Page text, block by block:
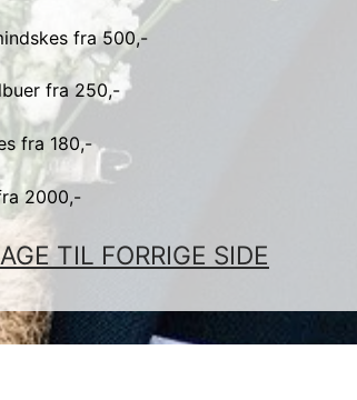
af tøj
FI
FR
DE
IT
LV
LT
fra 500,-
fra 250,-
fra 180,-
2000,-
TIL FORRIGE SIDE